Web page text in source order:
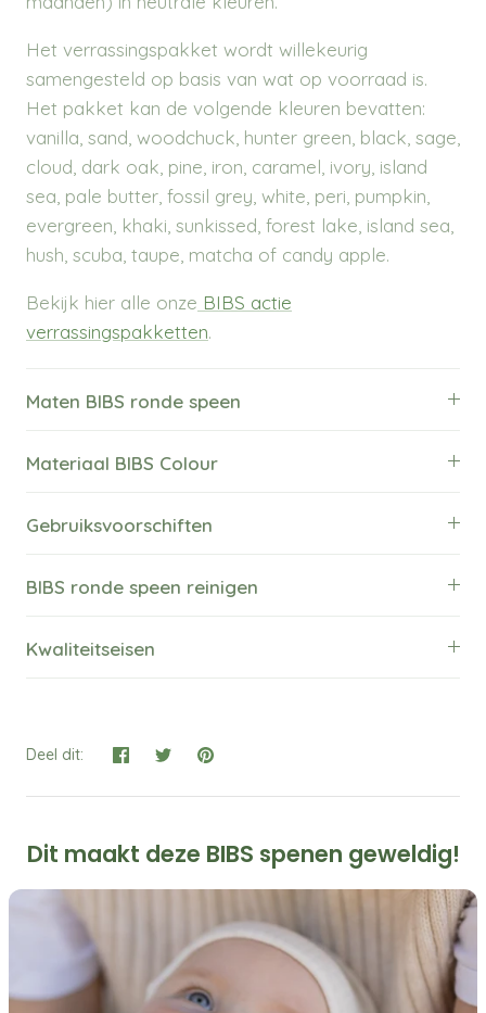
Het verrassingspakket wordt willekeurig
samengesteld op basis van wat op voorraad is.
Het pakket kan de volgende kleuren bevatten:
vanilla, sand, woodchuck, hunter green, black, sage,
cloud, dark oak, pine, iron, caramel, ivory, island
sea, pale butter, fossil grey, white, peri, pumpkin,
evergreen, khaki, sunkissed, forest lake, island sea,
hush, scuba, taupe, matcha of candy apple.
Bekijk hier alle onze BIBS actie
verrassingspakketten.
Maten BIBS ronde speen
Materiaal BIBS Colour
Gebruiksvoorschiften
BIBS ronde speen reinigen
Kwaliteitseisen
Deel dit:
Dit maakt deze BIBS spenen geweldig!